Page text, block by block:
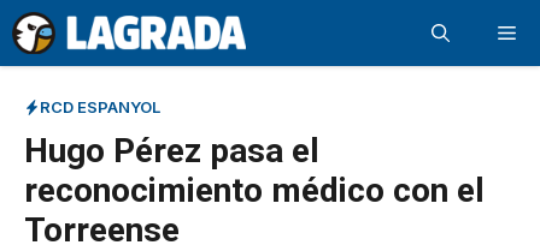
Saltar
al
contenido
RCD ESPANYOL
Hugo Pérez pasa el
reconocimiento médico con el
Torreense